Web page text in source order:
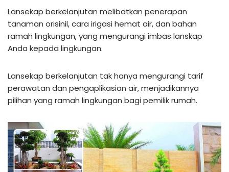
Lansekap berkelanjutan melibatkan penerapan
tanaman orisinil, cara irigasi hemat air, dan bahan
ramah lingkungan, yang mengurangi imbas lanskap
Anda kepada lingkungan.
Lansekap berkelanjutan tak hanya mengurangi tarif
perawatan dan pengaplikasian air, menjadikannya
pilihan yang ramah lingkungan bagi pemilik rumah.